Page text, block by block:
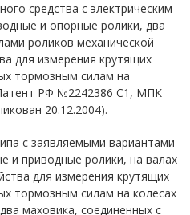
средства с электрическим
и опорные ролики, два
роликов механической
для измерения крутящих
тормозным силам на
РФ №2242386 С1, МПК
20.12.2004).
с заявляемыми вариантами
и приводные ролики, на валах
для измерения крутящих
тормозным силам на колесах
маховика, соединенных с